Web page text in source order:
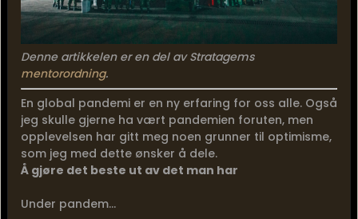
Denne artikkelen er en del av Stratagems
mentorordning.
En global pandemi er en ny erfaring for oss alle. Også
jeg skulle gjerne ha vært pandemien foruten, men
opplevelsen har gitt meg noen grunner til optimisme,
som jeg med dette ønsker å dele.
Å gjøre det beste ut av det man har
Under pandem...